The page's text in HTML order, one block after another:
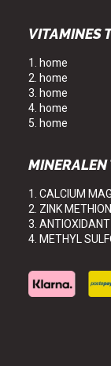
VITAMINES
1. home
2. home
3. home
4. home
5. home
MINERALEN
1. CALCIUM
2. ZINK
3.
4. METHYL